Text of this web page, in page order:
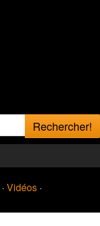
Rechercher!
· Vidéos ·